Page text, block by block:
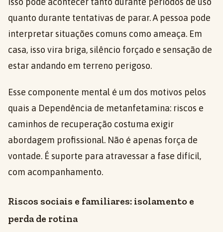
quanto durante tentativas de parar. A pessoa pode
interpretar situações comuns como ameaça. Em
casa, isso vira briga, silêncio forçado e sensação de
estar andando em terreno perigoso.
Esse componente mental é um dos motivos pelos
quais a Dependência de metanfetamina: riscos e
caminhos de recuperação costuma exigir
abordagem profissional. Não é apenas força de
vontade. É suporte para atravessar a fase difícil,
com acompanhamento.
Riscos sociais e familiares: isolamento e
perda de rotina